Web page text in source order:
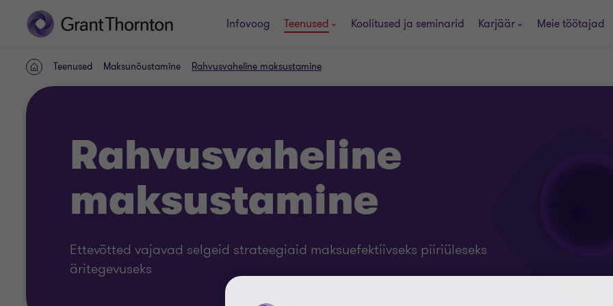
Infovoog Teenused Koolitused ja seminarid Karjäär Meie töötajad
AVALEHTTeenused Maksunõustamine Rahvusvaheline maksustamine
Rahvusvaheline
maksustamine
Ettevõtted vajavad selgeid strateegiaid maksuefektiivseks piiriüleseks
äritegevuseks